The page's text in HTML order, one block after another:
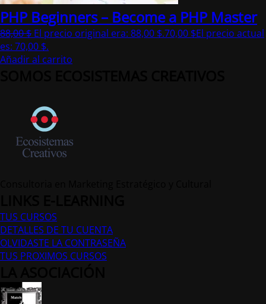
PHP Beginners – Become a PHP Master
88,00$ El precio original era: 88,00 $.70,00 $El precio actual
es: 70,00 $.
Añadir al carrito
TUS CURSOS
DETALLES DE TU CUENTA
OLVIDASTE LA CONTRASEÑA
TUS PROXIMOS CURSOS